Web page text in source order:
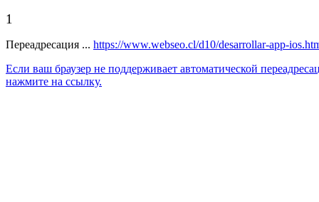
1
Переадресация ... https://www.webseo.cl/d10/desarrollar-app-
Если ваш браузер не поддерживает автоматической
нажмите на ссылку.